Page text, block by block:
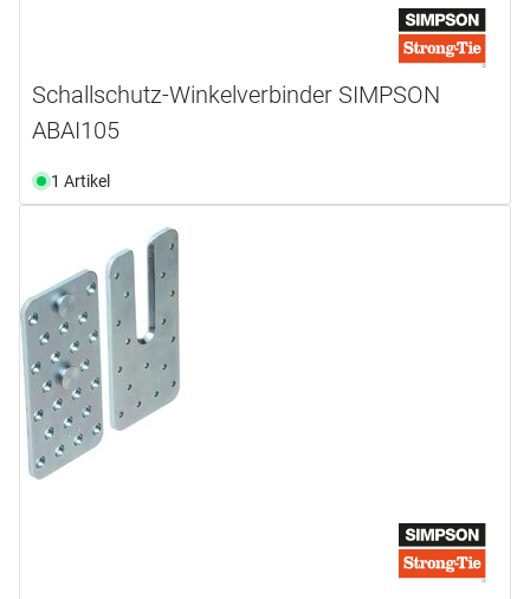
Schallschutz-Winkelverbinder SIMPSON
ABAI105
1 Artikel